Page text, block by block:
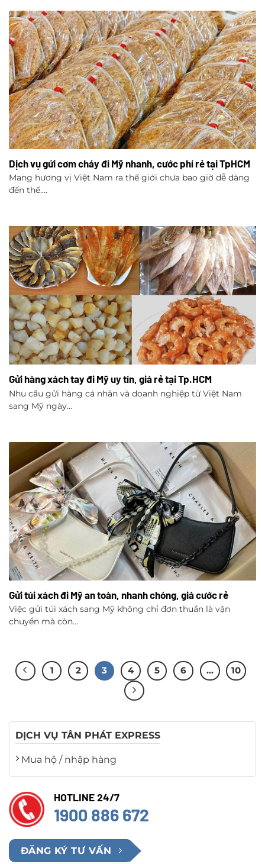
Dịch vụ gửi cơm cháy đi Mỹ nhanh, cước phí rẻ tại TpHCM
Mang hương vị Việt Nam ra thế giới chưa bao giờ dễ dàng
đến thế....
Gửi hàng xách tay đi Mỹ uy tín, giá rẻ tại Tp.HCM
Nhu cầu gửi hàng cá nhân và doanh nghiệp từ Việt Nam
sang Mỹ ngày...
Gửi túi xách đi Mỹ an toàn, nhanh chóng, giá cước rẻ
Việc gửi túi xách sang Mỹ không chỉ đơn thuần là vận
chuyển mà còn...
1 2 3 4 5 6 … 10
DỊCH VỤ TÂN PHÁT EXPRESS
Mua hộ / nhập hàng
HOTLINE 24/7
1900 886 672
ĐĂNG KÝ TƯ VẤN